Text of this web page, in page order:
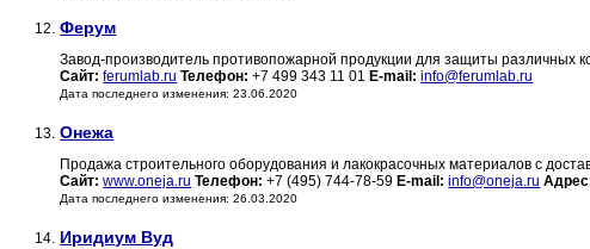
12. Ферум
Завод-производитель противопожарной продукции для защиты различных
Сайт: ferumlab.ru Телефон: +7 499 343 11 01 E-mail: info@ferumlab.ru
Дата последнего изменения: 23.06.2020
13. Онежа
Продажа строительного оборудования и лакокрасочных материалов с
Сайт: www.oneja.ru Телефон: +7 (495) 744-78-59 E-mail: info@oneja.ru
Дата последнего изменения: 26.03.2020
14. Иридиум Вуд